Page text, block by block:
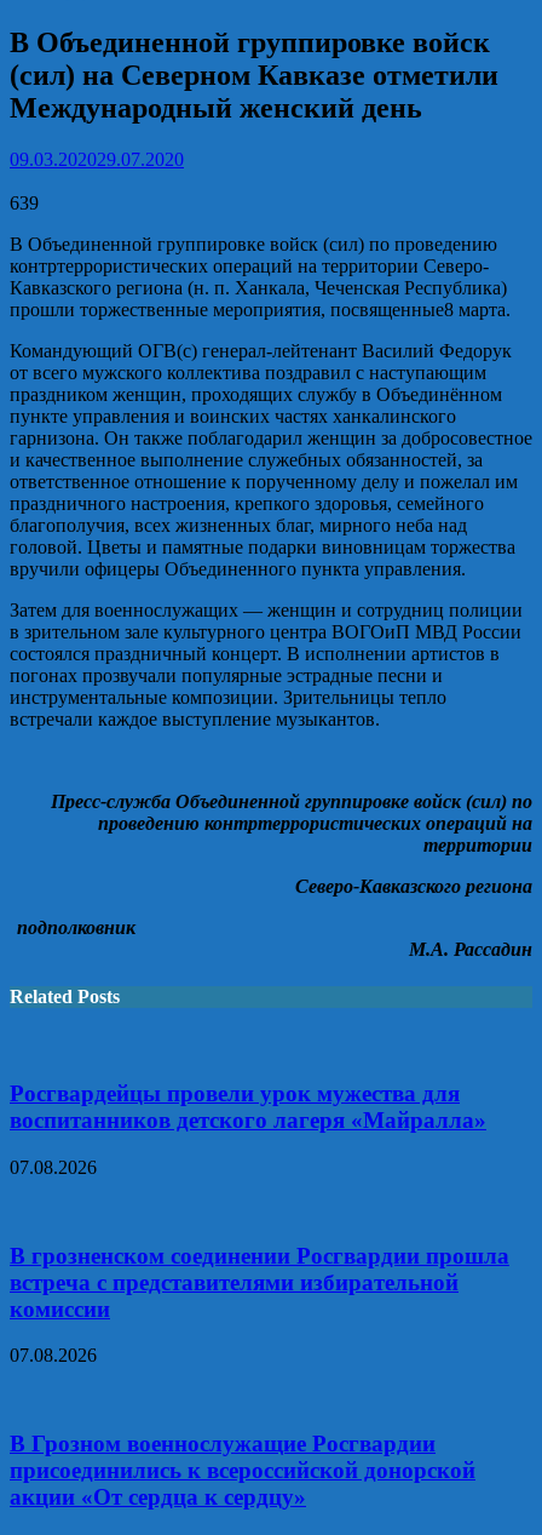
В Объединенной группировке войск
(сил) на Северном Кавказе отметили
Международный женский день
09.03.202029.07.2020
639
В Объединенной группировке войск (сил) по проведению
контртеррористических операций на территории Северо-
Кавказского региона (н. п. Ханкала, Чеченская Республика)
прошли торжественные мероприятия, посвященные8 марта.
Командующий ОГВ(с) генерал-лейтенант Василий Федорук
от всего мужского коллектива поздравил с наступающим
праздником женщин, проходящих службу в Объединённом
пункте управления и воинских частях ханкалинского
гарнизона. Он также поблагодарил женщин за добросовестное
и качественное выполнение служебных обязанностей, за
ответственное отношение к порученному делу и пожелал им
праздничного настроения, крепкого здоровья, семейного
благополучия, всех жизненных благ, мирного неба над
головой. Цветы и памятные подарки виновницам торжества
вручили офицеры Объединенного пункта управления.
Затем для военнослужащих — женщин и сотрудниц полиции
в зрительном зале культурного центра ВОГОиП МВД России
состоялся праздничный концерт. В исполнении артистов в
погонах прозвучали популярные эстрадные песни и
инструментальные композиции. Зрительницы тепло
встречали каждое выступление музыкантов.
Пресс-служба Объединенной группировке войск (сил) по
проведению контртеррористических операций на
территории
Северо-Кавказского региона
подполковник
М.А. Рассадин
Related Posts
Росгвардейцы провели урок мужества для
воспитанников детского лагеря «Майралла»
07.08.2026
В грозненском соединении Росгвардии прошла
встреча с представителями избирательной
комиссии
07.08.2026
В Грозном военнослужащие Росгвардии
присоединились к всероссийской донорской
акции «От сердца к сердцу»